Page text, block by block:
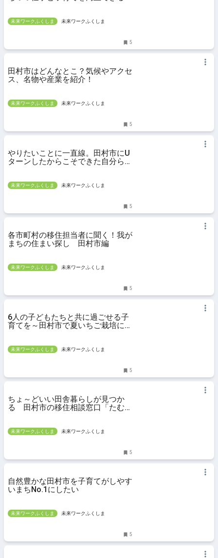
未来ワークふくしま 未来ワークふくしま
5
田村市はどんなとこ？気候やアクセ
ス、名物や産業を紹介！
未来ワークふくしま 未来ワークふくしま
5
やりたいことに一直線。田村市にU
ターンしたからこそできた自分らし
未来ワークふくしま 未来ワークふくしま
5
各市町村の移住担当者に聞く！我が
まちの住まい探し 田村市編
未来ワークふくしま 未来ワークふくしま
5
6人の子どもたちと共に過ごせる子
育てを～田村市で夏いちご栽培に挑
未来ワークふくしま 未来ワークふくしま
5
ちょ～どいい田舎暮らしが見つか
る 田村市の移住相談窓口「たむら
未来ワークふくしま 未来ワークふくしま
5
自然豊かな田村市を子育てがしやす
いまちNo.1にしたい
未来ワークふくしま 未来ワークふくしま
5